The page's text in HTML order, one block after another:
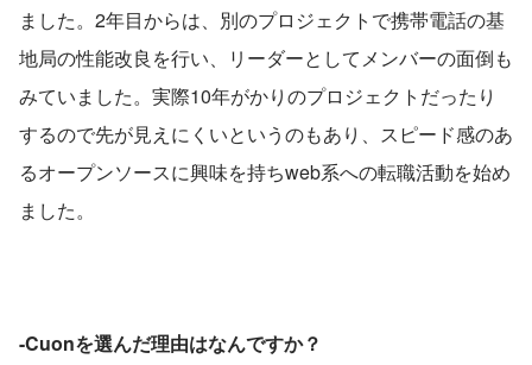
ました。2年目からは、別のプロジェクトで携帯電話の基
地局の性能改良を行い、リーダーとしてメンバーの面倒も
みていました。実際10年がかりのプロジェクトだったり
するので先が見えにくいというのもあり、スピード感のあ
るオープンソースに興味を持ちweb系への転職活動を始め
ました。
-Cuonを選んだ理由はなんですか？